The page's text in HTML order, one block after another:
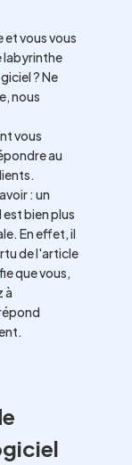
vous vous
labyrinthe
? Ne
nous
vous
au
: un
bien plus
En effet, il
de l'article
que vous,
à